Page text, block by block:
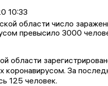
10:33
области
коронавирусом. За
125 человек.